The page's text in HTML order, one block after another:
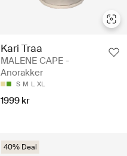
Kari Traa
MALENE CAPE -
Anorakker
S M L XL
1999 kr
40% Deal